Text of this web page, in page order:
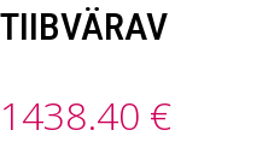
TIIBVÄRAV
1438.40 €